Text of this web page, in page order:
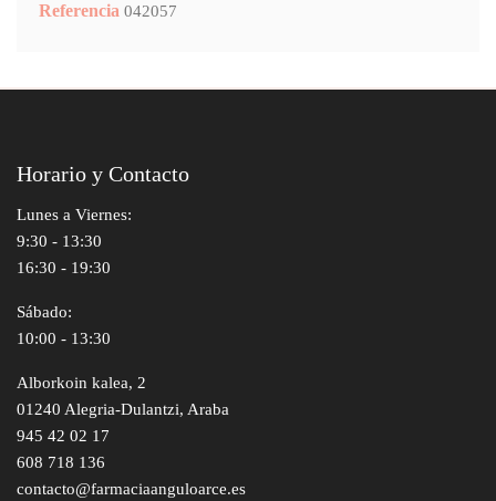
Referencia 042057
Horario y Contacto
Lunes a Viernes:
9:30 - 13:30
16:30 - 19:30
Sábado:
10:00 - 13:30
Alborkoin kalea, 2
01240 Alegria-Dulantzi, Araba
945 42 02 17
608 718 136
contacto@farmaciaanguloarce.es